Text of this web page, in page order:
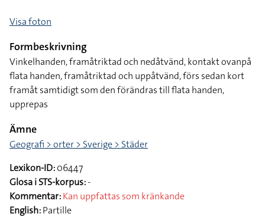
Visa foton
Formbeskrivning
Vinkelhanden, framåtriktad och nedåtvänd, kontakt ovanpå
flata handen, framåtriktad och uppåtvänd, förs sedan kort
framåt samtidigt som den förändras till flata handen,
upprepas
Ämne
Geografi > orter > Sverige > Städer
Lexikon-ID:06447
Glosa i STS-korpus:-
Kommentar:Kan uppfattas som kränkande
English:Partille